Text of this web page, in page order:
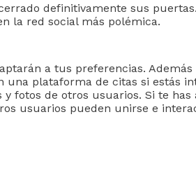
definitivamente sus
la red social más polémica.
a tus preferencias.
plataforma de citas si estás
de otros usuarios. Si te
usuarios pueden unirse e